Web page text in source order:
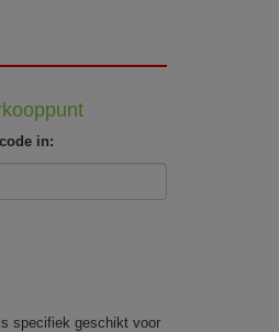
in:
specifiek geschikt voor